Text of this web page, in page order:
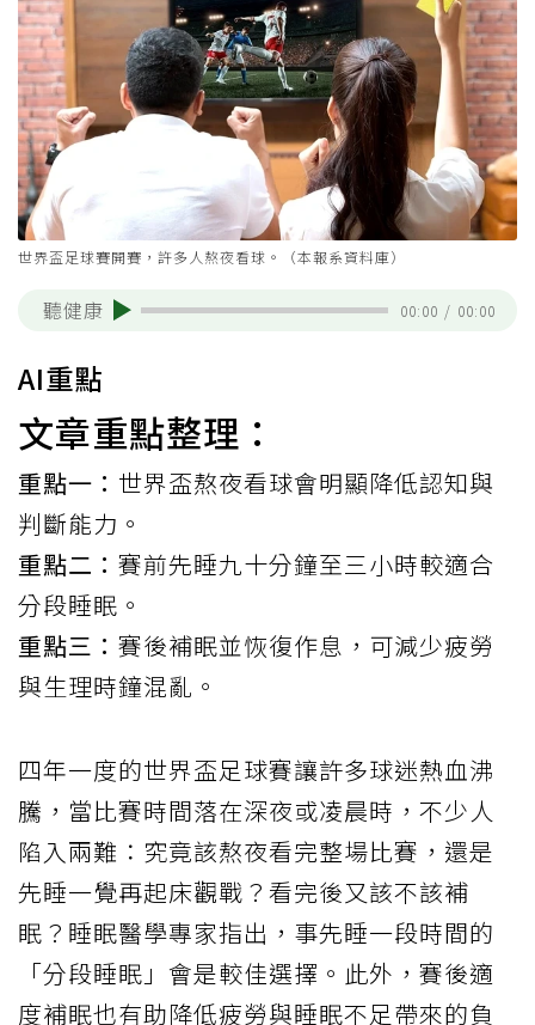
世界盃足球賽開賽，許多人熬夜看球。（本報系資料庫）
聽健康 00:00 / 00:00
AI重點
文章重點整理：
重點一： 世界盃熬夜看球會明顯降低認知與
判斷能力。
重點二： 賽前先睡九十分鐘至三小時較適合
分段睡眠。
重點三： 賽後補眠並恢復作息，可減少疲勞
與生理時鐘混亂。
四年一度的世界盃足球賽讓許多球迷熱血沸
騰，當比賽時間落在深夜或凌晨時，不少人
陷入兩難：究竟該熬夜看完整場比賽，還是
先睡一覺再起床觀戰？看完後又該不該補
眠？睡眠醫學專家指出，事先睡一段時間的
「分段睡眠」會是較佳選擇。此外，賽後適
度補眠也有助降低疲勞與睡眠不足帶來的負